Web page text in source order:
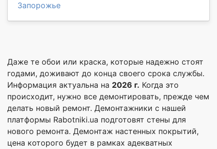
Запорожье
Даже те обои или краска, которые надежно стоят
годами, доживают до конца своего срока службы.
Информация актуальна на 2026 г. Когда это
происходит, нужно все демонтировать, прежде чем
делать новый ремонт. Демонтажники с нашей
платформы Rabotniki.ua подготовят стены для
нового ремонта. Демонтаж настенных покрытий,
цена которого будет в рамках адекватных